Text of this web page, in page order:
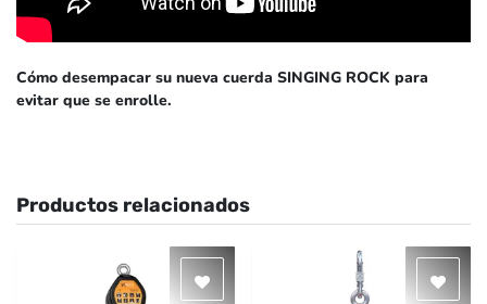
Cómo desempacar su nueva cuerda SINGING ROCK para
evitar que se enrolle.
Productos relacionados